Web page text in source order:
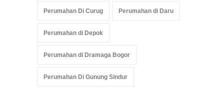
Perumahan Di Curug Perumahan di Daru
Perumahan di Depok
Perumahan di Dramaga Bogor
Perumahan Di Gunung Sindur